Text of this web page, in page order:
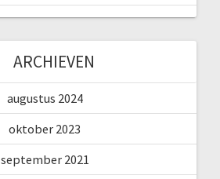
ARCHIEVEN
augustus 2024
oktober 2023
september 2021